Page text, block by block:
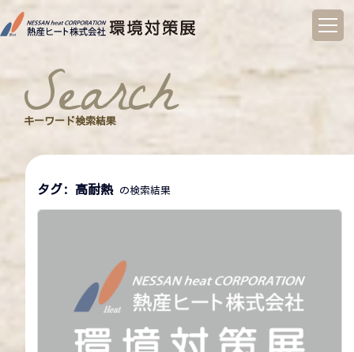
コ
ン
プ
search
キーワード検索結果
タグ:高耐熱 の検索結果